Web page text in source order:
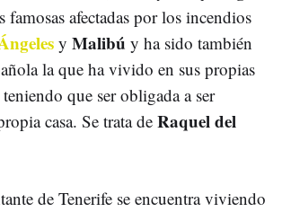
famosas afectadas por los incendios
y Malibú y ha sido también
la que ha vivido en sus propias
que ser obligada a ser
casa. Se trata de Raquel del
de Tenerife se encuentra viviendo